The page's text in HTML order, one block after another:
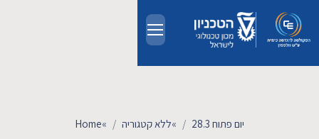
Home» ללא קטגוריה» יום פתוח 28.3